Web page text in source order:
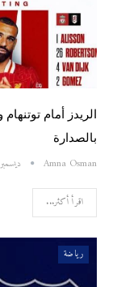
الريدز أمام
بالصدارة
Amna Osman ديسمبر 22, 2024
اقرأ أكثر...
رياضة